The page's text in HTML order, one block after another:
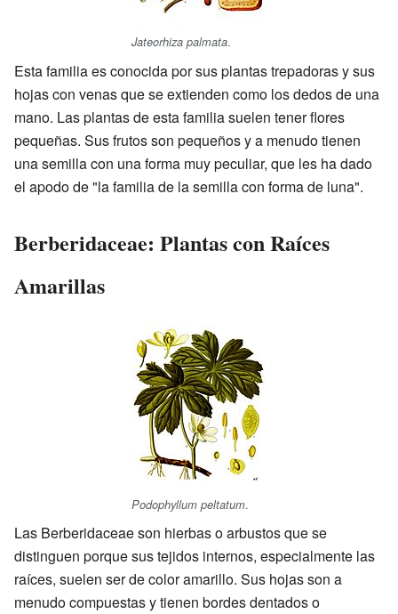
Jateorhiza palmata.
Esta familia es conocida por sus plantas trepadoras y sus
hojas con venas que se extienden como los dedos de una
mano. Las plantas de esta familia suelen tener flores
pequeñas. Sus frutos son pequeños y a menudo tienen
una semilla con una forma muy peculiar, que les ha dado
el apodo de "la familia de la semilla con forma de luna".
Berberidaceae: Plantas con Raíces
Amarillas
Podophyllum peltatum.
Las Berberidaceae son hierbas o arbustos que se
distinguen porque sus tejidos internos, especialmente las
raíces, suelen ser de color amarillo. Sus hojas son a
menudo compuestas y tienen bordes dentados o